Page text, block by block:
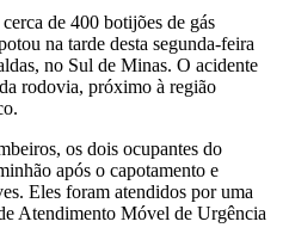
de 400 botijões de gás
na tarde desta segunda-feira
no Sul de Minas. O acidente
rodovia, próximo à região
os dois ocupantes do
após o capotamento e
Eles foram atendidos por uma
Atendimento Móvel de Urgência